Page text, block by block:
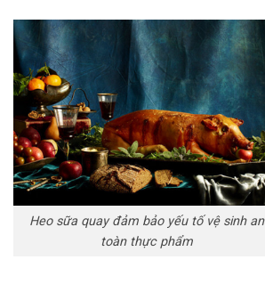
Heo sữa quay đảm bảo yếu tố vệ sinh an
toàn thực phẩm